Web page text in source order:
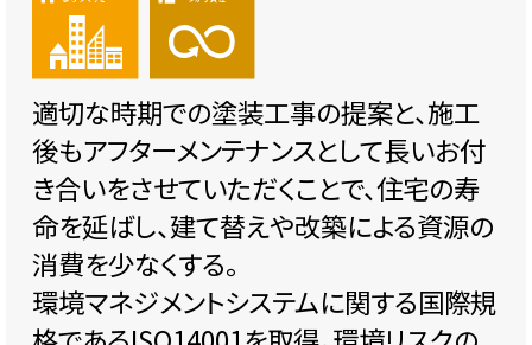
適切な時期での塗装工事の提案と、施工
後もアフターメンテナンスとして長いお付
き合いをさせていただくことで、住宅の寿
命を延ばし、建て替えや改築による資源の
消費を少なくする。
環境マネジメントシステムに関する国際規